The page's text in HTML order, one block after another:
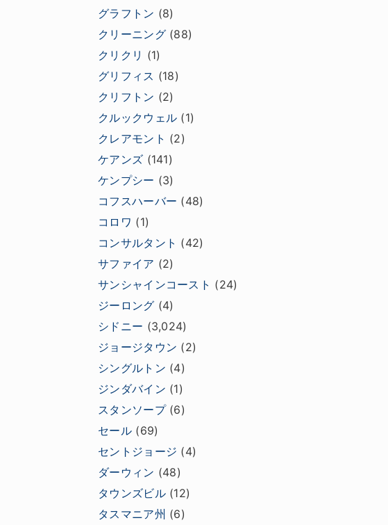
グラフトン (8)
クリーニング(88)
クリクリ (1)
グリフィス (18)
クリフトン (2)
クルックウェル (1)
クレアモント (2)
ケアンズ (141)
ケンプシー (3)
コフスハーバー (48)
コロワ (1)
コンサルタント (42)
サファイア (2)
サンシャインコースト (24)
ジーロング (4)
シドニー (3,024)
ジョージタウン (2)
シングルトン (4)
ジンダバイン (1)
スタンソープ(6)
セール(69)
セントジョージ (4)
ダーウィン (48)
タウンズビル(12)
タスマニア州 (6)